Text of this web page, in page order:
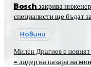
Bosch закрива
специалисти ще бъдат
Новини
Милен Драгиев е
– лидер на пазара на